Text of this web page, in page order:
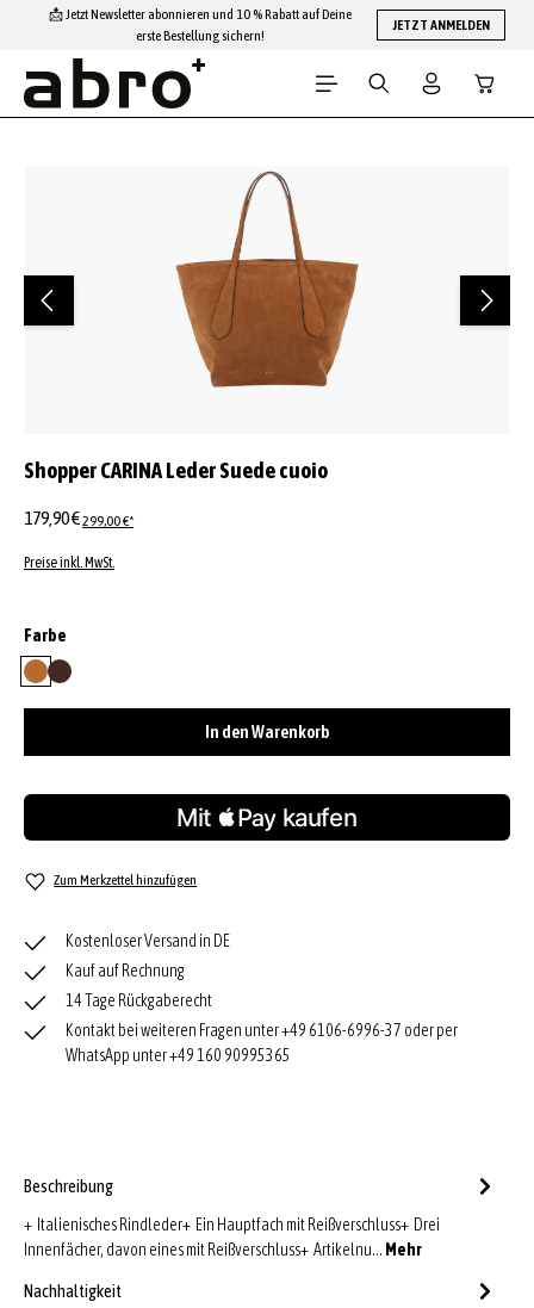
Zum Hauptinhalt springen
📩 Jetzt Newsletter abonnieren und 10 % Rabatt auf Deine
erste Bestellung sichern!
JETZT ANMELDEN
Shopper CARINA Leder Suede cuoio
179,90 €299,00 €*
Preise inkl. MwSt.
Farbe
cuoiowood
In den Warenkorb
Zum Merkzettel hinzufügen
Kostenloser Versand in DE
Kauf auf Rechnung
14 Tage Rückgaberecht
Kontakt bei weiteren Fragen unter +49 6106-6996-37 oder per
WhatsApp unter +49 160 90995365
Beschreibung
+ Italienisches Rindleder+ Ein Hauptfach mit Reißverschluss+ Drei
Innenfächer, davon eines mit Reißverschluss+ Artikelnu… Mehr
Nachhaltigkeit